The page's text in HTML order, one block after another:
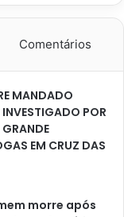
Comentários
MANDADO
POR
GRANDE
EM CRUZ DAS
morre após